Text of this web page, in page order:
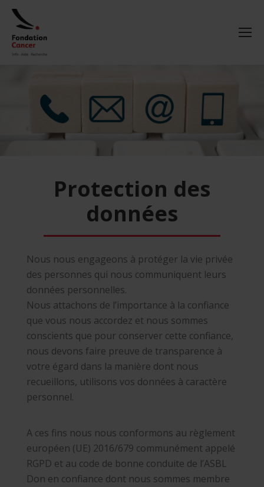
Protection des
données
Nous nous engageons à protéger la vie privée
des personnes qui nous communiquent leurs
données personnelles.
Nous attachons de l’importance à la confiance
que vous nous accordez et nous sommes
conscients que pour conserver cette confiance,
nous devons faire preuve de transparence à
votre égard dans la manière dont nous
recueillons, utilisons vos données à caractère
personnel.
A ces fins nous nous conformons au règlement
européen (UE) 2016/679 communément appelé
RGPD et au code de bonne conduite de l’ASBL
Don en confiance dont nous sommes membre